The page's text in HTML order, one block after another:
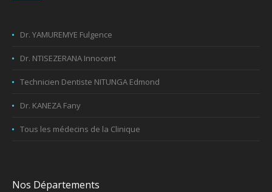
Dr. YAMUREMYE Fulgence
Dr. NTISEZERANA Innocent
Technicien Dentiste NITUNGA Edmond
Dr. KANEZA Fany
Tous les médecins de la Clinique
Nos Départements